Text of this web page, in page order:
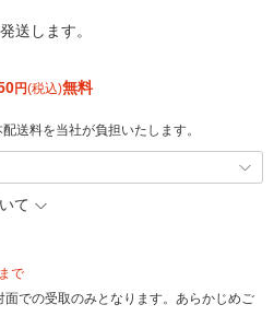
送します。
円(税込)無料
送料を当社が負担いたします。
て
で
での受取のみとなります。あらかじめご